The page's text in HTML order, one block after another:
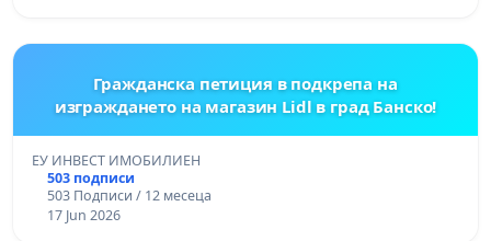
Гражданска петиция в подкрепа на
изграждането на магазин Lidl в град Банско!
ЕУ ИНВЕСТ ИМОБИЛИЕН
503 подписи
503 Подписи / 12 месеца
17 Jun 2026